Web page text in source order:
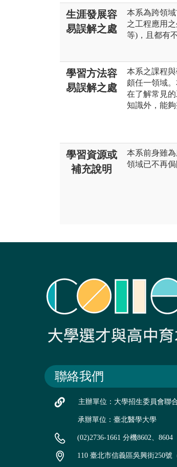
生涯發展容
易誤解之處
本系為跨領
之工程應用
等)，且都有
學習方法容
易誤解之處
本系之課程
頗任一領域
在了解常見
知識外，能夠
學習資源或
補充說明
本系前身雖
領域已不再侷
聯絡我們
主辦單位：大學招生委員會聯
承辦單位：臺北醫學大學
(02)2736-1661 分機8602、8604
110 臺北市信義區吳興街250號